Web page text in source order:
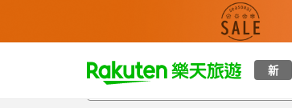
新
t
p
總覽客房與方案評語特點設施